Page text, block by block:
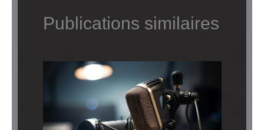
Publications similaires